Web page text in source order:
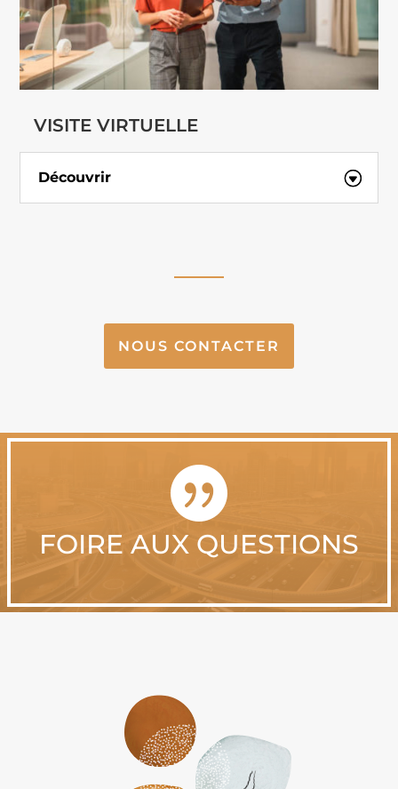
VISITE VIRTUELLE
Découvrir
NOUS CONTACTER

FOIRE AUX QUESTIONS